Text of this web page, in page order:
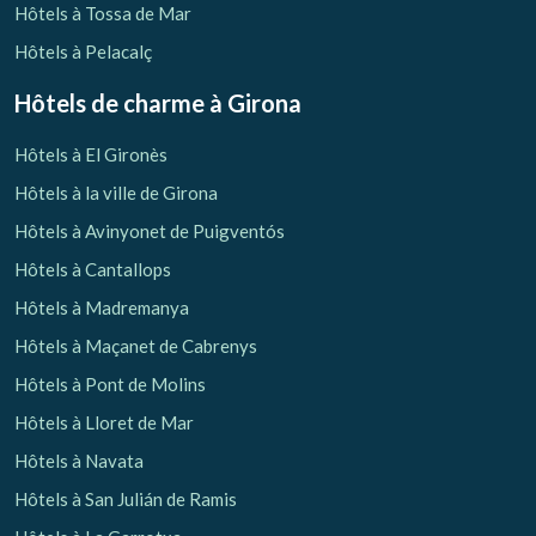
Hôtels à Tossa de Mar
Hôtels à Pelacalç
Hôtels de charme à Girona
Hôtels à El Gironès
Hôtels à la ville de Girona
Hôtels à Avinyonet de Puigventós
Hôtels à Cantallops
Hôtels à Madremanya
Hôtels à Maçanet de Cabrenys
Hôtels à Pont de Molins
Hôtels à Lloret de Mar
Hôtels à Navata
Hôtels à San Julián de Ramis